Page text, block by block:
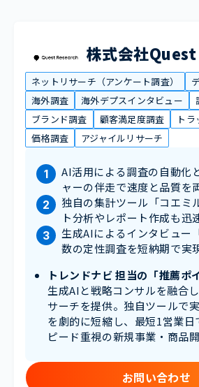
株式会社
ネットリサーチ（アンケート調査）
海外調査
海外デプスインタビュー
ブランド調査
顧客満足度調査
ト
価格調査
アジャイルリサーチ
AI活用による調査の自動化
ャーの伴走で速度と品質を
独自の集計ツール「コエミ
ト分析やレポート作成も迅
生成AIによるインタビュー
数の定性調査を短納期で実
トレンドナビ 担当の「推薦ポ
生成AIと戦略コンサルを融合
サーチを提供。独自ツールで
を劇的に短縮し、最短1営業日
ピード重視の新規事業・商品
お問い合わせ